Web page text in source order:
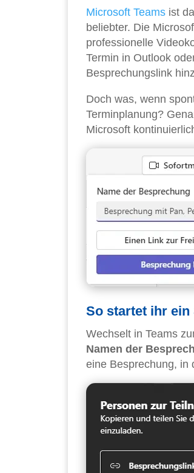
Microsoft Teams ist
beliebter. Die
professionelle
Termin in Outlook
Besprechungslink
Doch was, wenn
Terminplanung?
Microsoft
So startet ihr
Wechselt in Teams
Namen der
eine Besprechung, in